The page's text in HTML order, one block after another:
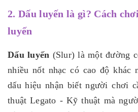
2. Dấu luyến là gì? Cách
luyến
Dấu luyến (Slur) là một đường
nhiều nốt nhạc có cao độ khác
dấu hiệu nhận biết người chơi
thuật Legato - Kỹ thuật mà